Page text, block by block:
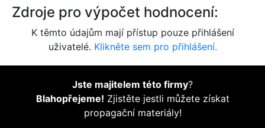
Zdroje pro výpočet hodnocení:
K těmto údajům mají přístup pouze přihlášení
uživatelé. Klikněte sem pro přihlášení.
Jste majitelem této firmy?
Blahopřejeme! Zjistěte jestli můžete získat
propagační materiály!